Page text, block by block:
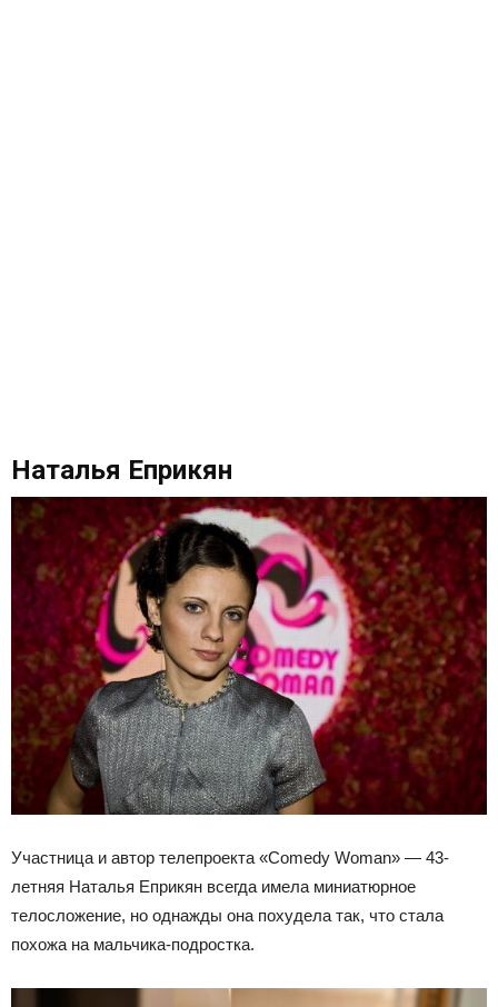
Наталья Еприкян
Участница и автор телепроекта «Comedy Woman» — 43-
летняя Наталья Еприкян всегда имела миниатюрное
телосложение, но однажды она похудела так, что стала
похожа на мальчика-подростка.